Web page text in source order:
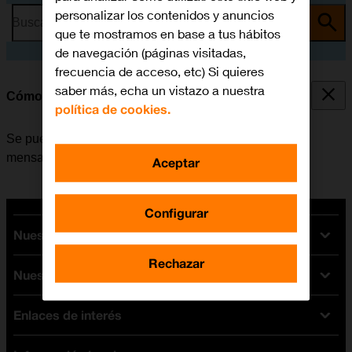
Busca por problema o tema
Cómo transferir contenido de otro móvil
Se puede transferir contenido, por ejemplo, contactos,
mensajes, archivos de música, etc. de móvil a móvil.
Nuestras tarifas
Tarifas Orange
Tarifas fibra y móvil
Tarifas móviles
Tarifas internet y fibra
Nuestros dispositivos
Ofertas en móviles
iPhone
Enlaces de interés
personalizar los contenidos y anuncios
que te mostramos en base a tus hábitos
de navegación (páginas visitadas,
frecuencia de acceso, etc) Si quieres
saber más, echa un vistazo a nuestra
política de cookies.
Configurar
Rechazar
Aceptar